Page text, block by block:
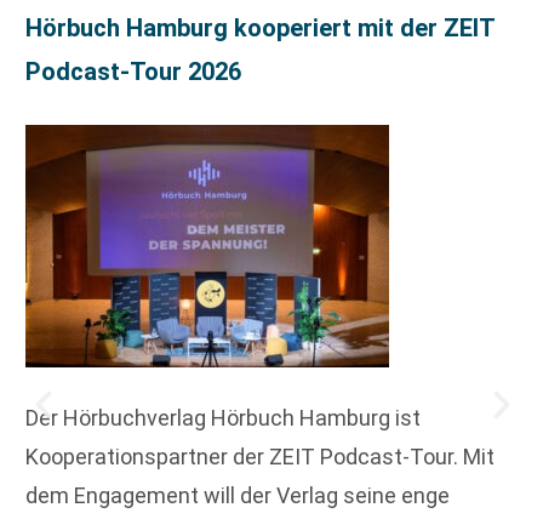
Hörbuch Hamburg kooperiert mit der ZEIT
Podcast-Tour 2026
Der Hörbuchverlag Hörbuch Hamburg ist
Kooperationspartner der ZEIT Podcast-Tour. Mit
dem Engagement will der Verlag seine enge